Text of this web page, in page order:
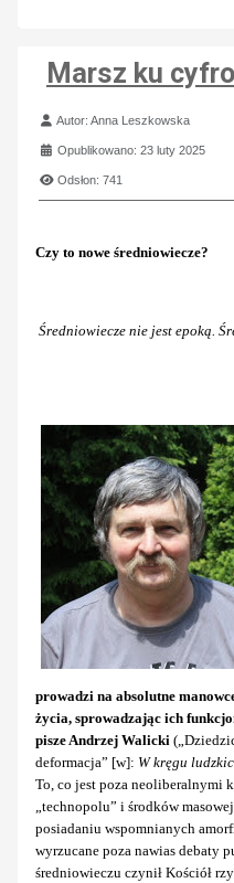
Marsz ku
Szczegóły
Autor:Anna Leszkowska
Opublikowano: 23 luty 2025
Odsłon: 741
Czy to nowe średniowiecze?
Średniowiecze nie jest epoką.
prowadzi na absolutne
życia, sprowadzając ich
pisze Andrzej Walicki
deformacja” [w]: W kręgu
To, co jest poza neoliberalnymi
„technopolu” i środków
posiadaniu wspomnianych
wyrzucane poza nawias debaty
średniowieczu czynił Kościół